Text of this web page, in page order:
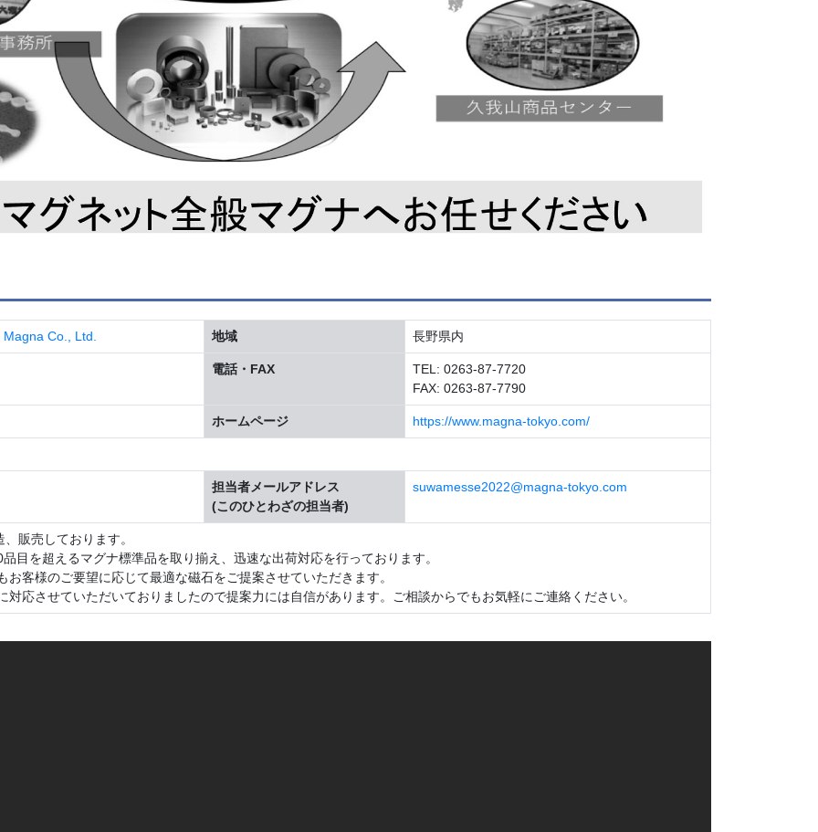
Co., Ltd. 地域 長野県内
電話・FAX
TEL: 0263-87-7720
FAX: 0263-87-7790
ホームページ https://www.magna-tokyo.com/
担当者メールアドレス
(このひとわざの担当者)
suwamesse2022@magna-tokyo.com
販売しております。
目を超えるマグナ標準品を取り揃え、迅速な出荷対応を行っております。
客様のご要望に応じて最適な磁石をご提案させていただきます。
応させていただいておりましたので提案力には自信があります。ご相談からでもお気軽にご連絡ください。